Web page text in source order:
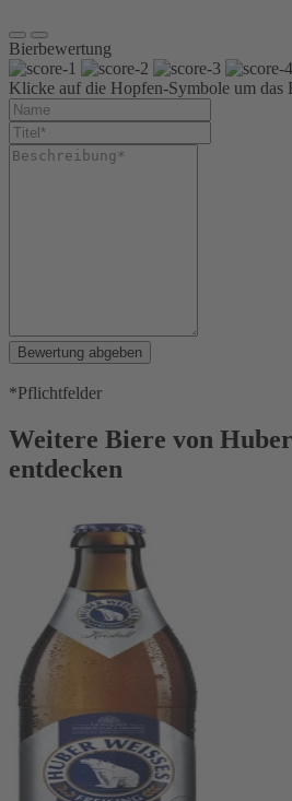
Bierbewertung
Klicke auf die Hopfen-Symbole um das
Bewertung abgeben
*Pflichtfelder
Weitere Biere von Huber
entdecken